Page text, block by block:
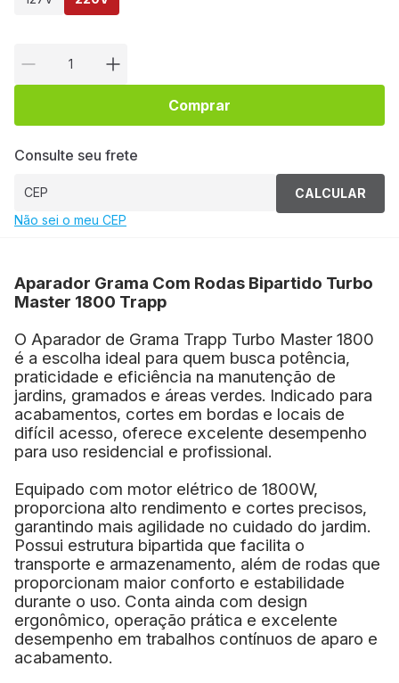
Comprar
Consulte seu frete
CALCULAR
Não sei o meu CEP
Aparador Grama Com Rodas Bipartido Turbo
Master 1800 Trapp
O Aparador de Grama Trapp Turbo Master 1800
é a escolha ideal para quem busca potência,
praticidade e eficiência na manutenção de
jardins, gramados e áreas verdes. Indicado para
acabamentos, cortes em bordas e locais de
difícil acesso, oferece excelente desempenho
para uso residencial e profissional.
Equipado com motor elétrico de 1800W,
proporciona alto rendimento e cortes precisos,
garantindo mais agilidade no cuidado do jardim.
Possui estrutura bipartida que facilita o
transporte e armazenamento, além de rodas que
proporcionam maior conforto e estabilidade
durante o uso. Conta ainda com design
ergonômico, operação prática e excelente
desempenho em trabalhos contínuos de aparo e
acabamento.